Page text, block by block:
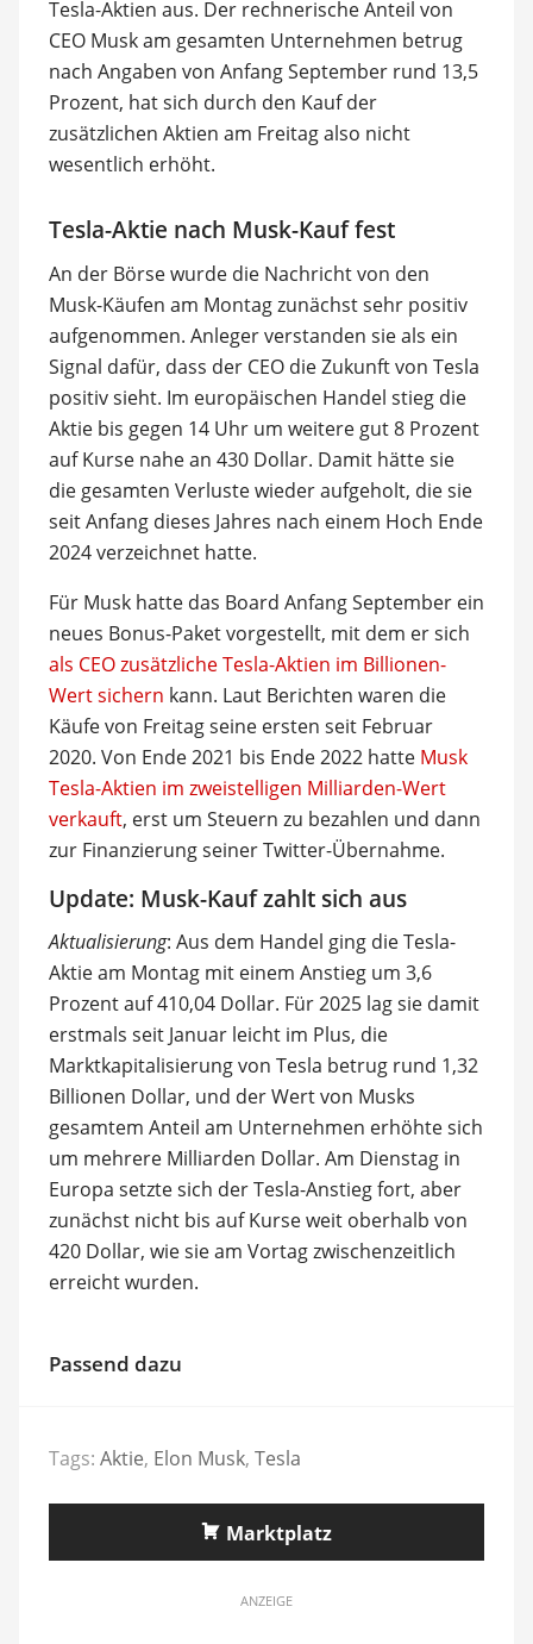
Tesla-Aktien aus. Der rechnerische Anteil von
CEO Musk am gesamten Unternehmen betrug
nach Angaben von Anfang September rund 13,5
Prozent, hat sich durch den Kauf der
zusätzlichen Aktien am Freitag also nicht
wesentlich erhöht.
Tesla-Aktie nach Musk-Kauf fest
An der Börse wurde die Nachricht von den
Musk-Käufen am Montag zunächst sehr positiv
aufgenommen. Anleger verstanden sie als ein
Signal dafür, dass der CEO die Zukunft von Tesla
positiv sieht. Im europäischen Handel stieg die
Aktie bis gegen 14 Uhr um weitere gut 8 Prozent
auf Kurse nahe an 430 Dollar. Damit hätte sie
die gesamten Verluste wieder aufgeholt, die sie
seit Anfang dieses Jahres nach einem Hoch Ende
2024 verzeichnet hatte.
Für Musk hatte das Board Anfang September ein
neues Bonus-Paket vorgestellt, mit dem er sich
als CEO zusätzliche Tesla-Aktien im Billionen-
Wert sichern kann. Laut Berichten waren die
Käufe von Freitag seine ersten seit Februar
2020. Von Ende 2021 bis Ende 2022 hatte Musk
Tesla-Aktien im zweistelligen Milliarden-Wert
verkauft, erst um Steuern zu bezahlen und dann
zur Finanzierung seiner Twitter-Übernahme.
Update: Musk-Kauf zahlt sich aus
Aktualisierung: Aus dem Handel ging die Tesla-
Aktie am Montag mit einem Anstieg um 3,6
Prozent auf 410,04 Dollar. Für 2025 lag sie damit
erstmals seit Januar leicht im Plus, die
Marktkapitalisierung von Tesla betrug rund 1,32
Billionen Dollar, und der Wert von Musks
gesamtem Anteil am Unternehmen erhöhte sich
um mehrere Milliarden Dollar. Am Dienstag in
Europa setzte sich der Tesla-Anstieg fort, aber
zunächst nicht bis auf Kurse weit oberhalb von
420 Dollar, wie sie am Vortag zwischenzeitlich
erreicht wurden.
Passend dazu
Tags: Aktie, Elon Musk, Tesla
Marktplatz
ANZEIGE